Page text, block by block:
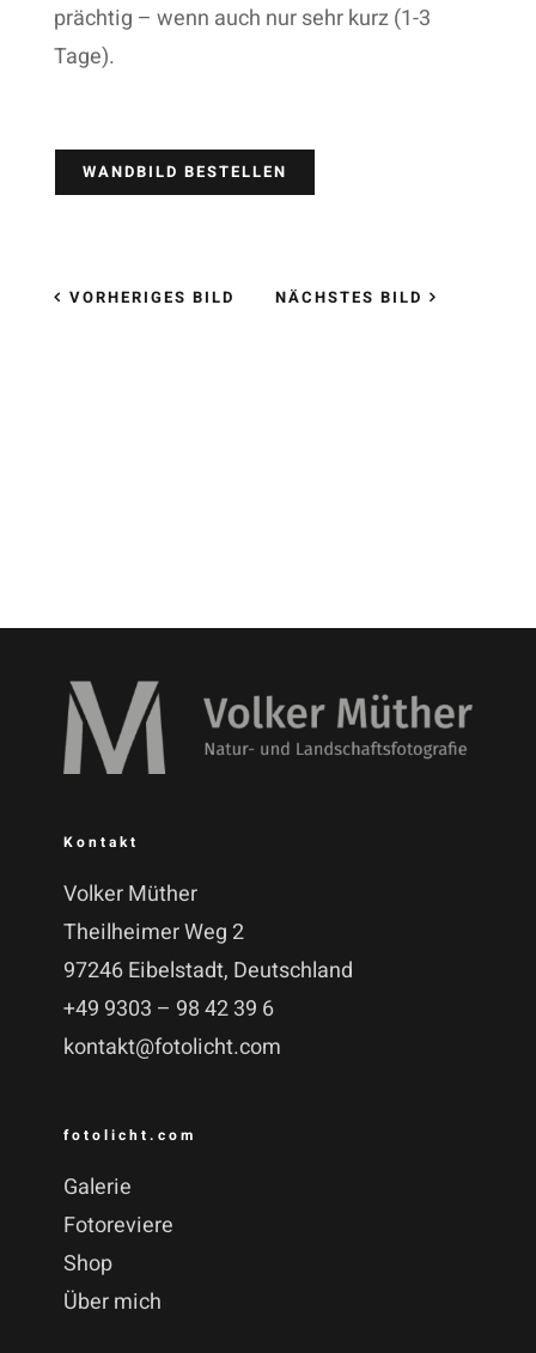
prächtig – wenn auch nur sehr kurz (1-3
Tage).
WANDBILD BESTELLEN
VORHERIGES BILD NÄCHSTES BILD
Kontakt
Volker Müther
Theilheimer Weg 2
97246 Eibelstadt, Deutschland
+49 9303 – 98 42 39 6
kontakt@fotolicht.com
fotolicht.com
Galerie
Fotoreviere
Shop
Über mich